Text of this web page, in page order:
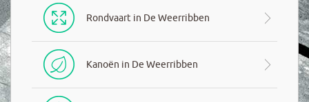
Rondvaart in De Weerribben
Kanoën in De Weerribben